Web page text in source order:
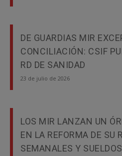
DE GUARDIAS MIR
CONCILIACIÓN: CSIF
RD DE SANIDAD
23 de julio de 2026
LOS MIR LANZAN UN
EN LA REFORMA DE SU
SEMANALES Y